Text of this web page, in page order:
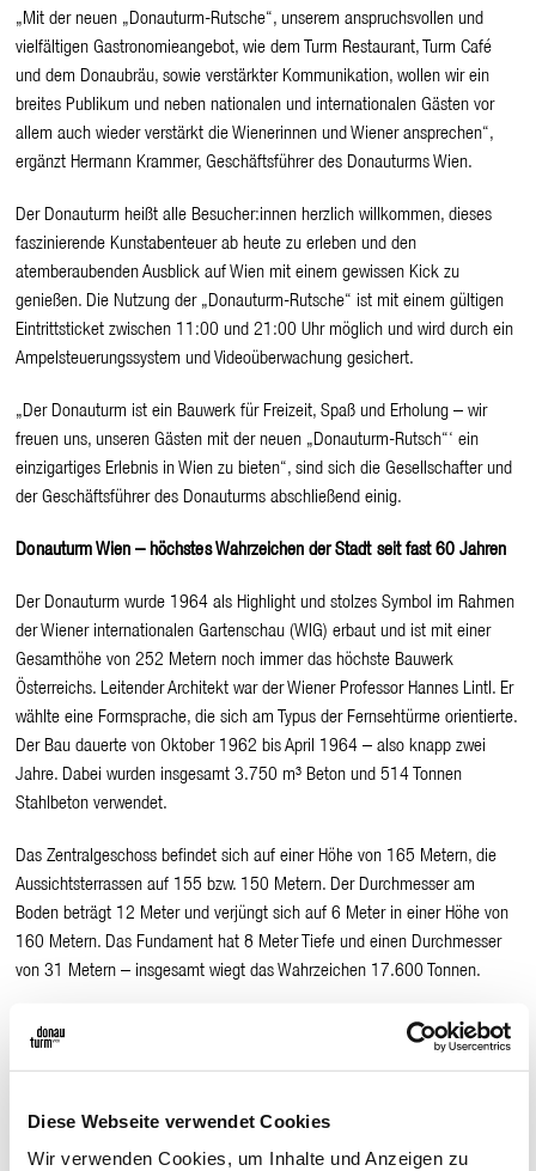
Diese Webseite verwendet Cookies
Wir verwenden Cookies, um Inhalte und Anzeigen zu
„Mit der neuen „Donauturm-Rutsche“, unserem anspruchsvollen und
vielfältigen Gastronomieangebot, wie dem Turm Restaurant, Turm Café
und dem Donaubräu, sowie verstärkter Kommunikation, wollen wir ein
breites Publikum und neben nationalen und internationalen Gästen vor
allem auch wieder verstärkt die Wienerinnen und Wiener ansprechen“,
ergänzt Hermann Krammer, Geschäftsführer des Donauturms Wien.
Der Donauturm heißt alle Besucher:innen herzlich willkommen, dieses
faszinierende Kunstabenteuer ab heute zu erleben und den
atemberaubenden Ausblick auf Wien mit einem gewissen Kick zu
genießen. Die Nutzung der „Donauturm-Rutsche“ ist mit einem gültigen
Eintrittsticket zwischen 11:00 und 21:00 Uhr möglich und wird durch ein
Ampelsteuerungssystem und Videoüberwachung gesichert.
„Der Donauturm ist ein Bauwerk für Freizeit, Spaß und Erholung – wir
freuen uns, unseren Gästen mit der neuen „Donauturm-Rutsch“‘ ein
einzigartiges Erlebnis in Wien zu bieten“, sind sich die Gesellschafter und
der Geschäftsführer des Donauturms abschließend einig.
Donauturm Wien – höchstes Wahrzeichen der Stadt seit fast 60 Jahren
Der Donauturm wurde 1964 als Highlight und stolzes Symbol im Rahmen
der Wiener internationalen Gartenschau (WIG) erbaut und ist mit einer
Gesamthöhe von 252 Metern noch immer das höchste Bauwerk
Österreichs. Leitender Architekt war der Wiener Professor Hannes Lintl. Er
wählte eine Formsprache, die sich am Typus der Fernsehtürme orientierte.
Der Bau dauerte von Oktober 1962 bis April 1964 – also knapp zwei
Jahre. Dabei wurden insgesamt 3.750 m³ Beton und 514 Tonnen
Stahlbeton verwendet.
Das Zentralgeschoss befindet sich auf einer Höhe von 165 Metern, die
Aussichtsterrassen auf 155 bzw. 150 Metern. Der Durchmesser am
Boden beträgt 12 Meter und verjüngt sich auf 6 Meter in einer Höhe von
160 Metern. Das Fundament hat 8 Meter Tiefe und einen Durchmesser
von 31 Metern – insgesamt wiegt das Wahrzeichen 17.600 Tonnen.
Im Jahr 2016 ging der Donauturm in Privatbesitz (Blaguss
Beteiligungsgesellschaft m.b.H., Gilbert Leeb Beteiligungsgesellschaft
Kreissler; seit 2020: Wien Holding) über und wurde 2018 in enger